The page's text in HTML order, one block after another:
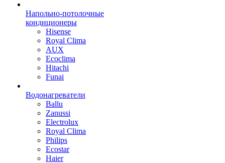
Напольно-потолочные
кондиционеры
Hisense
Royal Clima
AUX
Ecoclima
Hitachi
Funai
Водонагреватели
Ballu
Zanussi
Electrolux
Royal Clima
Philips
Ecostar
Haier